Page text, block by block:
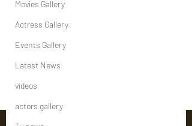
Movies Gallery
Actress Gallery
Events Gallery
Latest News
videos
actors gallery